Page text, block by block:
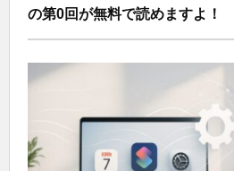
の第0回が無料で読めますよ！